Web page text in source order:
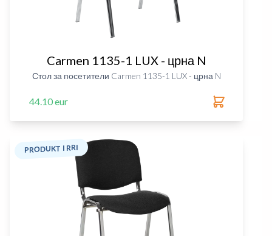
Carmen 1135-1 LUX - црна N
Стол за посетители Carmen 1135-1 LUX - црна N
44.10 eur
PRODUKT I RRI